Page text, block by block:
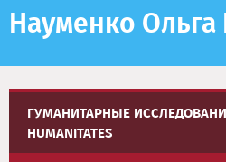
Науменко
ГУМАНИТАРНЫЕ
HUMANITATES